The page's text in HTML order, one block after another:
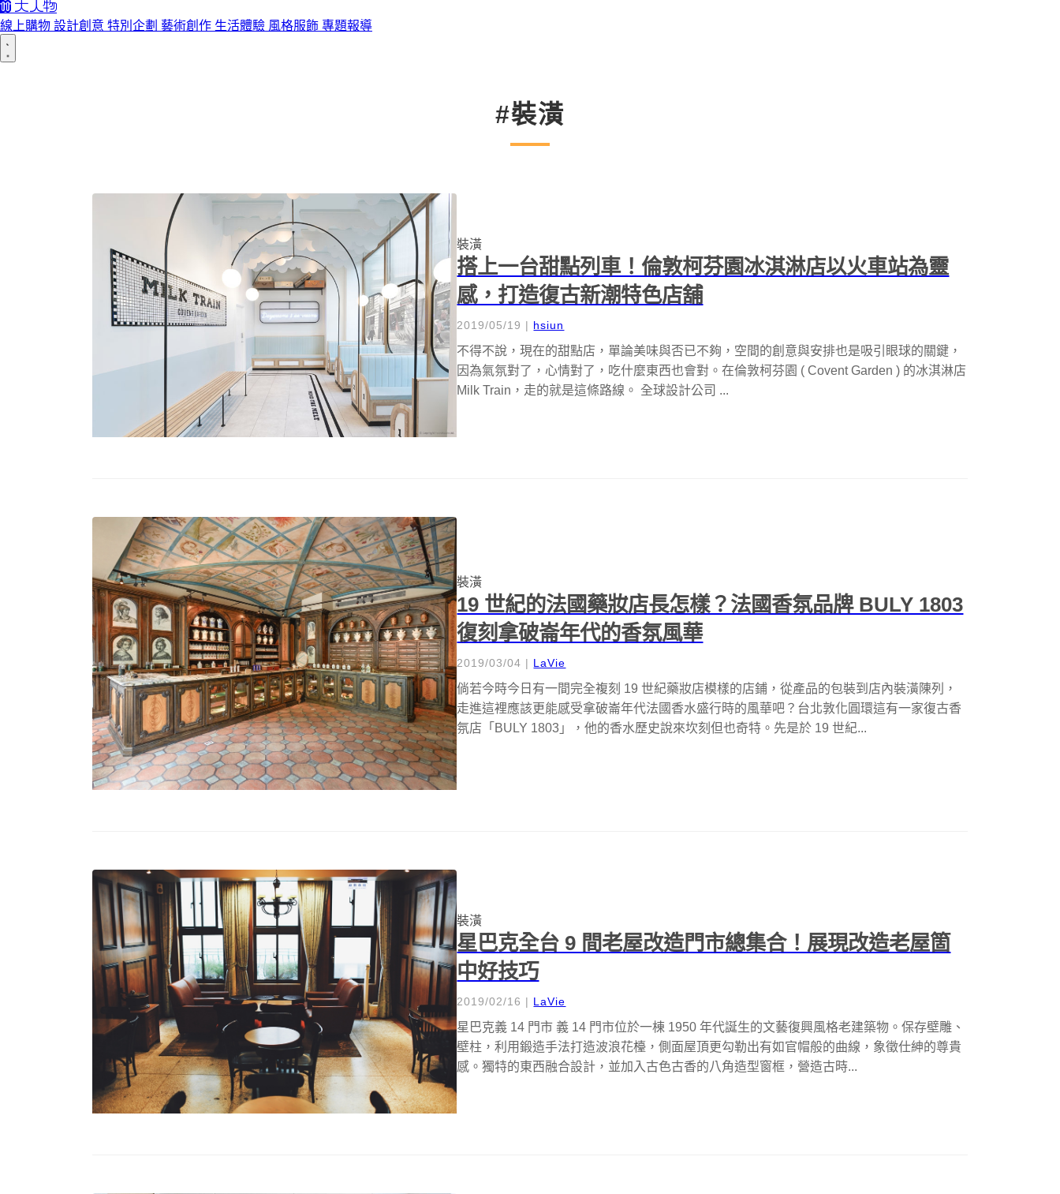
線上購物 設計創意 特別企劃 藝術創作 生活體驗 風格服飾 專題報導
#裝潢
裝潢
搭上一台甜點列車！倫敦柯芬園冰淇淋店以火車站為靈
感，打造復古新潮特色店舖
2019/05/19 | hsiun
不得不說，現在的甜點店，單論美味與否已不夠，空間的創意與安排也是吸引眼球的關鍵，
因為氣氛對了，心情對了，吃什麼東西也會對。在倫敦柯芬園 ( Covent Garden ) 的冰淇淋店
Milk Train，走的就是這條路線。 全球設計公司 ...
裝潢
19 世紀的法國藥妝店長怎樣？法國香氛品牌 BULY 1803
復刻拿破崙年代的香氛風華
2019/03/04 | LaVie
倘若今時今日有一間完全複刻 19 世紀藥妝店模樣的店鋪，從產品的包裝到店內裝潢陳列，
走進這裡應該更能感受拿破崙年代法國香水盛行時的風華吧？台北敦化圓環這有一家復古香
氛店「BULY 1803」，他的香水歷史說來坎刻但也奇特。先是於 19 世紀...
裝潢
星巴克全台 9 間老屋改造門市總集合！展現改造老屋箇
中好技巧
2019/02/16 | LaVie
星巴克義 14 門市 義 14 門市位於一棟 1950 年代誕生的文藝復興風格老建築物。保存壁雕、
壁柱，利用鍛造手法打造波浪花檯，側面屋頂更勾勒出有如官帽般的曲線，象徵仕紳的尊貴
感。獨特的東西融合設計，並加入古色古香的八角造型窗框，營造古時...